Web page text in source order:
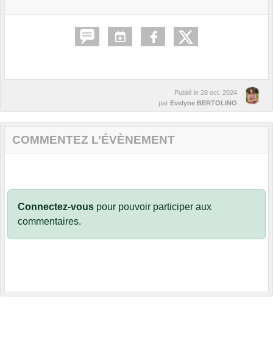
Publié le 28 oct. 2024
par Evelyne BERTOLINO
COMMENTEZ L’ÉVÈNEMENT
Connectez-vous pour pouvoir participer aux
commentaires.